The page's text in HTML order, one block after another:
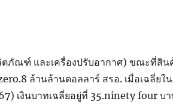
ภัณฑ์ และเครื่องปรับอากาศ) ขณะที่สิน
ล้านล้านดอลลาร์ สรอ. เมื่อเฉลี่ยใ
เงินบาทเฉลี่ยอยู่ที่ 35.ninety four บ